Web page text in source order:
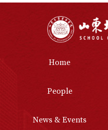
Home
People
News & Events